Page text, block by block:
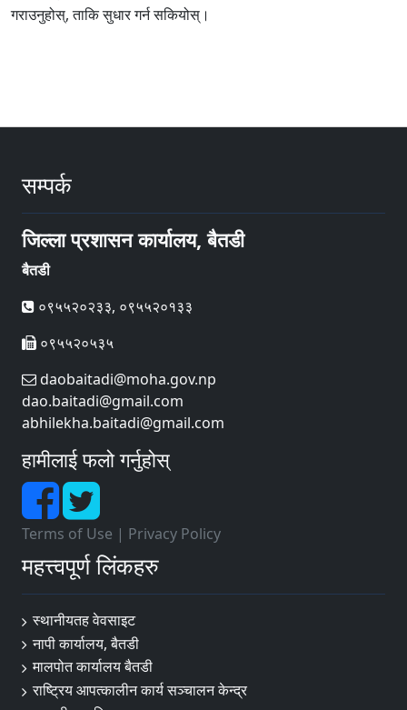
गराउनुहोस्, ताकि सुधार गर्न सकियोस्।
सम्पर्क
जिल्ला प्रशासन कार्यालय, बैतडी
बैतडी
०९५५२०२३३, ०९५५२०१३३
०९५५२०५३५
daobaitadi@moha.gov.np
dao.baitadi@gmail.com
abhilekha.baitadi@gmail.com
हामीलाई फलो गर्नुहोस्
Terms of Use | Privacy Policy
महत्त्वपूर्ण लिंकहरु
स्थानीयतह वेवसाइट
नापी कार्यालय, बैतडी
मालपोत कार्यालय बैतडी
राष्ट्रिय आपत्कालीन कार्य सञ्चालन केन्द्र